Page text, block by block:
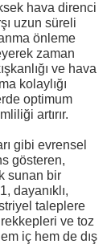
hava direnci
uzun süreli
önleme
zaman
ve hava
kolaylığı
optimum
artırır.
gibi evrensel
gösteren,
sunan bir
dayanıklı,
taleplere
ve toz
iç hem de dış